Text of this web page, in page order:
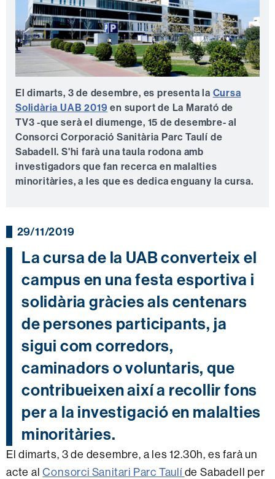
El dimarts, 3 de desembre, es presenta la Cursa
Solidària UAB 2019 en suport de La Marató de
TV3 -que serà el diumenge, 15 de desembre- al
Consorci Corporació Sanitària Parc Taulí de
Sabadell. S'hi farà una taula rodona amb
investigadors que fan recerca en malalties
minoritàries, a les que es dedica enguany la cursa.
29/11/2019
La cursa de la UAB converteix el
campus en una festa esportiva i
solidària gràcies als centenars
de persones participants, ja
sigui com corredors,
caminadors o voluntaris, que
contribueixen així a recollir fons
per a la investigació en malalties
minoritàries.
El dimarts, 3 de desembre, a les 12.30h, es farà un
acte alConsorci Sanitari Parc Taulí de Sabadell per